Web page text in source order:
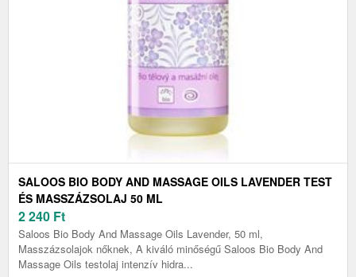
SALOOS BIO BODY AND MASSAGE OILS LAVENDER TEST
ÉS MASSZÁZSOLAJ 50 ML
2 240 Ft
Saloos Bio Body And Massage Oils Lavender, 50 ml,
Masszázsolajok nőknek, A kiváló minőségű Saloos Bio Body And
Massage Oils testolaj intenzív hidra...